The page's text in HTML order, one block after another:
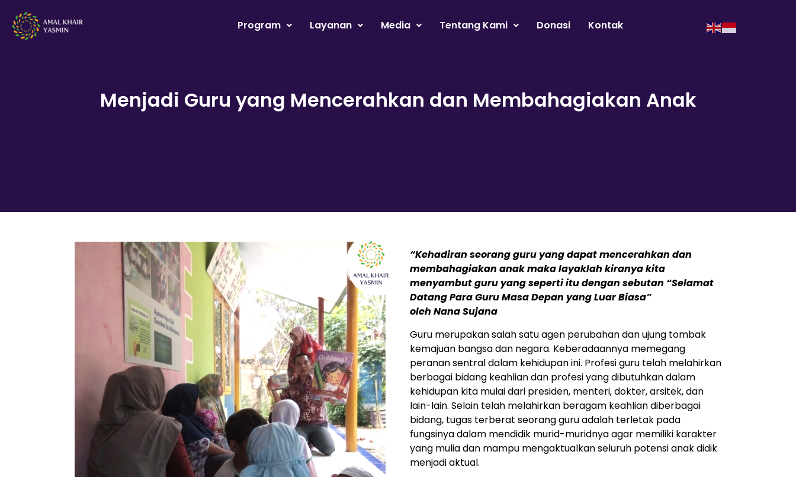
Program Layanan Media Tentang Kami Donasi Kontak
Menjadi Guru yang Mencerahkan dan Membahagiakan Anak
“Kehadiran seorang guru yang dapat mencerahkan dan
membahagiakan anak maka layaklah kiranya kita
menyambut guru yang seperti itu dengan sebutan “Selamat
Datang Para Guru Masa Depan yang Luar Biasa”
oleh Nana Sujana
Guru merupakan salah satu agen perubahan dan ujung tombak
kemajuan bangsa dan negara. Keberadaannya memegang
peranan sentral dalam kehidupan ini. Profesi guru telah melahirkan
berbagai bidang keahlian dan profesi yang dibutuhkan dalam
kehidupan kita mulai dari presiden, menteri, dokter, arsitek, dan
lain-lain. Selain telah melahirkan beragam keahlian diberbagai
bidang, tugas terberat seorang guru adalah terletak pada
fungsinya dalam mendidik murid-muridnya agar memiliki karakter
yang mulia dan mampu mengaktualkan seluruh potensi anak didik
menjadi aktual.